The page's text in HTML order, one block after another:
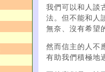
我們可以和人談
法。但不能和人
無奈、沒有希望
然而信主的人不
有助我們積極地